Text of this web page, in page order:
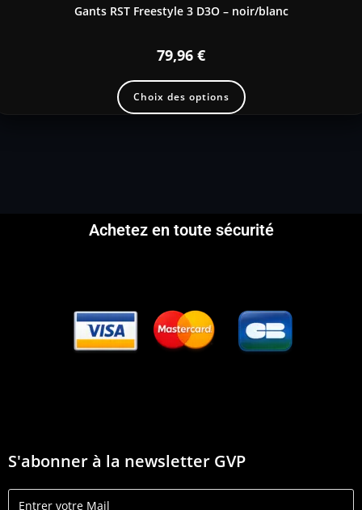
Gants RST Freestyle 3 D3O – noir/blanc
79,96 €
Choix des options
Achetez en toute sécurité
S'abonner à la newsletter GVP